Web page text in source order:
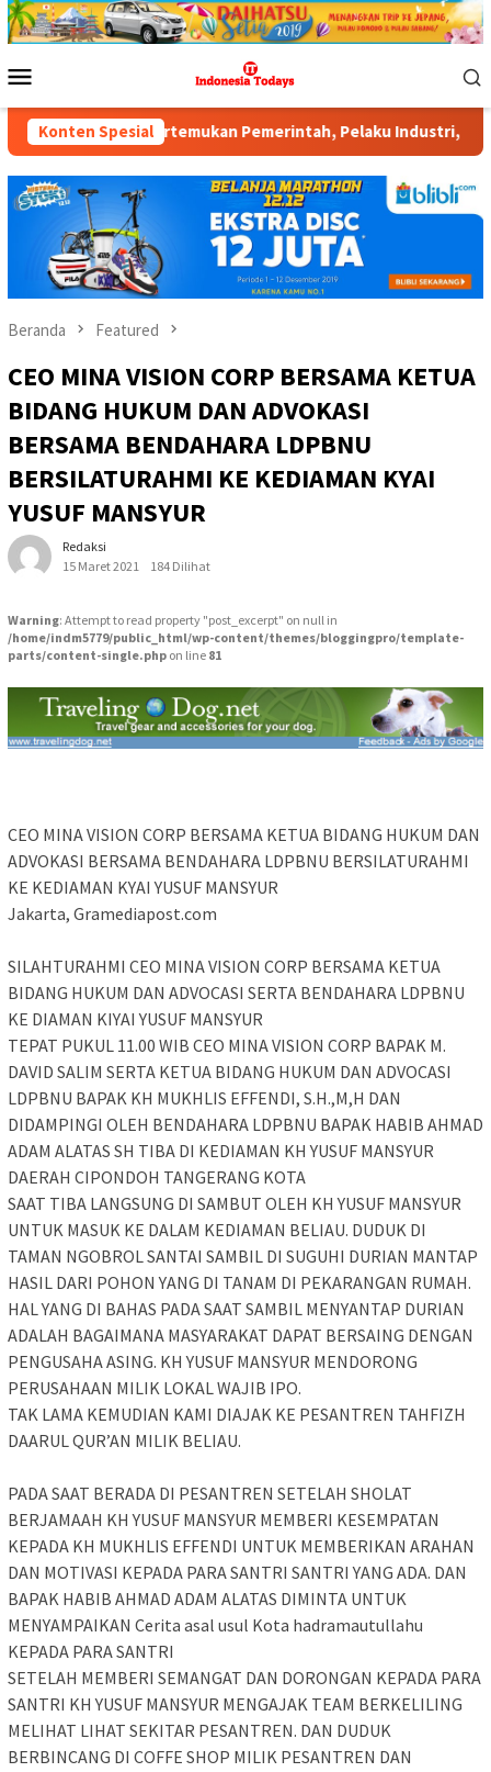
Loncat
ke
Mobile
Konten Spesial
Pelaku Industri, Investor, Akademisi, dan Pengusaha
Beranda Featured
CEO MINA VISION CORP BERSAMA KETUA
BIDANG HUKUM DAN ADVOKASI
BERSAMA BENDAHARA LDPBNU
BERSILATURAHMI KE KEDIAMAN KYAI
YUSUF MANSYUR
Redaksi
15 Maret 2021
184 Dilihat
Warning: Attempt to read property "post_excerpt" on null in
/home/indm5779/public_html/wp-content/themes/bloggingpro/template-
parts/content-single.php on line 81
CEO MINA VISION CORP BERSAMA KETUA BIDANG HUKUM DAN
ADVOKASI BERSAMA BENDAHARA LDPBNU BERSILATURAHMI
KE KEDIAMAN KYAI YUSUF MANSYUR
Jakarta, Gramediapost.com
SILAHTURAHMI CEO MINA VISION CORP BERSAMA KETUA
BIDANG HUKUM DAN ADVOCASI SERTA BENDAHARA LDPBNU
KE DIAMAN KIYAI YUSUF MANSYUR
TEPAT PUKUL 11.00 WIB CEO MINA VISION CORP BAPAK M.
DAVID SALIM SERTA KETUA BIDANG HUKUM DAN ADVOCASI
LDPBNU BAPAK KH MUKHLIS EFFENDI, S.H.,M,H DAN
DIDAMPINGI OLEH BENDAHARA LDPBNU BAPAK HABIB AHMAD
ADAM ALATAS SH TIBA DI KEDIAMAN KH YUSUF MANSYUR
DAERAH CIPONDOH TANGERANG KOTA
SAAT TIBA LANGSUNG DI SAMBUT OLEH KH YUSUF MANSYUR
UNTUK MASUK KE DALAM KEDIAMAN BELIAU. DUDUK DI
TAMAN NGOBROL SANTAI SAMBIL DI SUGUHI DURIAN MANTAP
HASIL DARI POHON YANG DI TANAM DI PEKARANGAN RUMAH.
HAL YANG DI BAHAS PADA SAAT SAMBIL MENYANTAP DURIAN
ADALAH BAGAIMANA MASYARAKAT DAPAT BERSAING DENGAN
PENGUSAHA ASING. KH YUSUF MANSYUR MENDORONG
PERUSAHAAN MILIK LOKAL WAJIB IPO.
TAK LAMA KEMUDIAN KAMI DIAJAK KE PESANTREN TAHFIZH
DAARUL QUR’AN MILIK BELIAU.
PADA SAAT BERADA DI PESANTREN SETELAH SHOLAT
BERJAMAAH KH YUSUF MANSYUR MEMBERI KESEMPATAN
KEPADA KH MUKHLIS EFFENDI UNTUK MEMBERIKAN ARAHAN
DAN MOTIVASI KEPADA PARA SANTRI SANTRI YANG ADA. DAN
BAPAK HABIB AHMAD ADAM ALATAS DIMINTA UNTUK
MENYAMPAIKAN Cerita asal usul Kota hadramautullahu
KEPADA PARA SANTRI
SETELAH MEMBERI SEMANGAT DAN DORONGAN KEPADA PARA
SANTRI KH YUSUF MANSYUR MENGAJAK TEAM BERKELILING
MELIHAT LIHAT SEKITAR PESANTREN. DAN DUDUK
BERBINCANG DI COFFE SHOP MILIK PESANTREN DAN